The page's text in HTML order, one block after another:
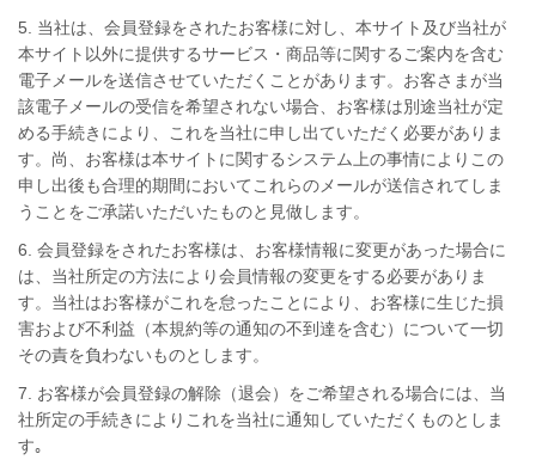
5. 当社は、会員登録をされたお客様に対し、本サイト及び当社が
本サイト以外に提供するサービス・商品等に関するご案内を含む
電子メールを送信させていただくことがあります。お客さまが当
該電子メールの受信を希望されない場合、お客様は別途当社が定
める手続きにより、これを当社に申し出ていただく必要がありま
す。尚、お客様は本サイトに関するシステム上の事情によりこの
申し出後も合理的期間においてこれらのメールが送信されてしま
うことをご承諾いただいたものと見做します。
6. 会員登録をされたお客様は、お客様情報に変更があった場合に
は、当社所定の方法により会員情報の変更をする必要がありま
す。当社はお客様がこれを怠ったことにより、お客様に生じた損
害および不利益（本規約等の通知の不到達を含む）について一切
その責を負わないものとします。
7. お客様が会員登録の解除（退会）をご希望される場合には、当
社所定の手続きによりこれを当社に通知していただくものとしま
す｡